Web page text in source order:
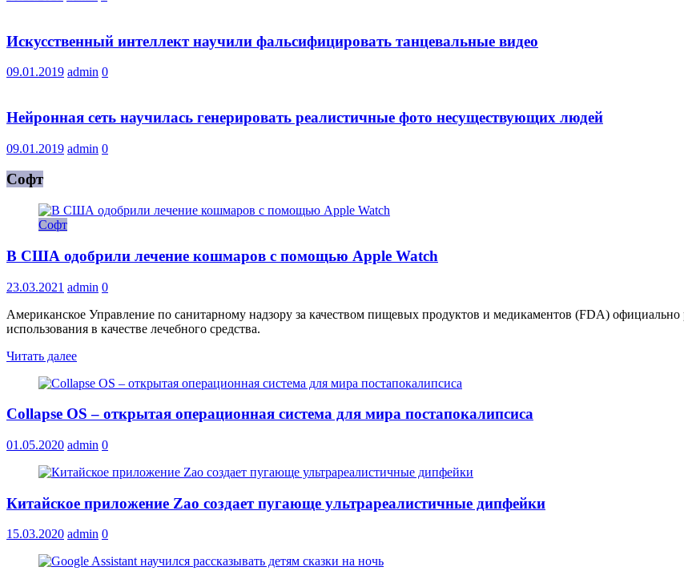
Искусственный интеллект научили фальсифицировать танцевальные видео
09.01.2019 admin 0
Нейронная сеть научилась генерировать реалистичные фото несуществующих людей
09.01.2019 admin 0
Софт
Софт
В США одобрили лечение кошмаров с помощью Apple Watch
23.03.2021 admin 0
Американское Управление по санитарному надзору за качеством пищевых продуктов и медикаментов (FDA)
использования в качестве лечебного средства.
Читать далее
Collapse OS – открытая операционная система для мира постапокалипсиса
01.05.2020 admin 0
Китайское приложение Zao создает пугающе ультрареалистичные дипфейки
15.03.2020 admin 0